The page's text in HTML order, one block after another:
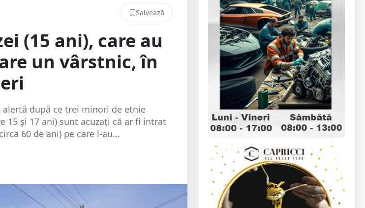
Salvează
(15 ani), care au
un vârstnic, în
după ce trei minori de etnie
15 și 17 ani) sunt acuzați că ar fi intrat
60 de ani) pe care l-au...